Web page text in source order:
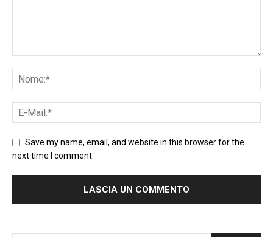
Save my name, email, and website in this browser for the
next time I comment.